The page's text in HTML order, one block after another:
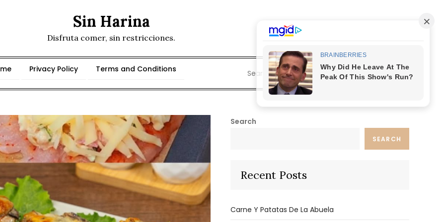
Sin Harina
Disfruta comer, sin restricciones.
Privacy Policy Terms and Conditions
for:
Search
SEARCH
Recent Posts
Carne Y Patatas De La Abuela